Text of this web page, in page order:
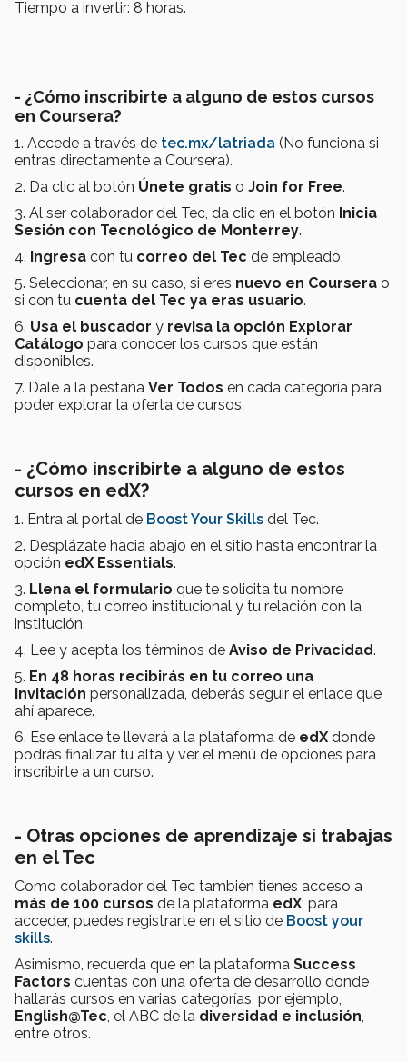
Tiempo a invertir: 8 horas.
- ¿Cómo inscribirte a alguno de estos cursos
en Coursera?
1. Accede a través de tec.mx/latriada (No funciona si
entras directamente a Coursera).
2. Da clic al botón Únete gratis o Join for Free.
3. Al ser colaborador del Tec, da clic en el botón Inicia
Sesión con Tecnológico de Monterrey.
4. Ingresa con tu correo del Tec de empleado.
5. Seleccionar, en su caso, si eres nuevo en Coursera o
si con tu cuenta del Tec ya eras usuario.
6. Usa el buscador y revisa la opción Explorar
Catálogo para conocer los cursos que están
disponibles.
7. Dale a la pestaña Ver Todos en cada categoría para
poder explorar la oferta de cursos.
- ¿Cómo inscribirte a alguno de estos
cursos en edX?
1. Entra al portal de Boost Your Skills del Tec.
2. Desplázate hacia abajo en el sitio hasta encontrar la
opción edX Essentials.
3. Llena el formulario que te solicita tu nombre
completo, tu correo institucional y tu relación con la
institución.
4. Lee y acepta los términos de Aviso de Privacidad.
5. En 48 horas recibirás en tu correo una
invitación personalizada, deberás seguir el enlace que
ahí aparece.
6. Ese enlace te llevará a la plataforma de edXdonde
podrás finalizar tu alta y ver el menú de opciones para
inscribirte a un curso.
- Otras opciones de aprendizaje si trabajas
en el Tec
Como colaborador del Tec también tienes acceso a
más de 100 cursos de la plataforma edX; para
acceder, puedes registrarte en el sitio de Boost your
skills.
Asimismo, recuerda que en la plataforma Success
Factors cuentas con una oferta de desarrollo donde
hallarás cursos en varias categorías, por ejemplo,
English@Tec , el ABC de la diversidad e inclusión
entre otros.